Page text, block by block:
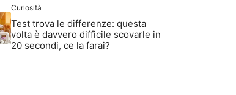
Curiosità
Test trova le differenze: questa
volta è davvero difficile scovarle in
20 secondi, ce la farai?